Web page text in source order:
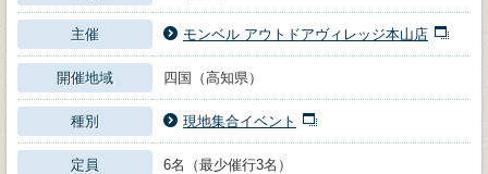
主催 モンベル アウトドアヴィレッジ本山店
開催地域 四国（高知県）
種別 現地集合イベント
定員 6名（最少催行3名）